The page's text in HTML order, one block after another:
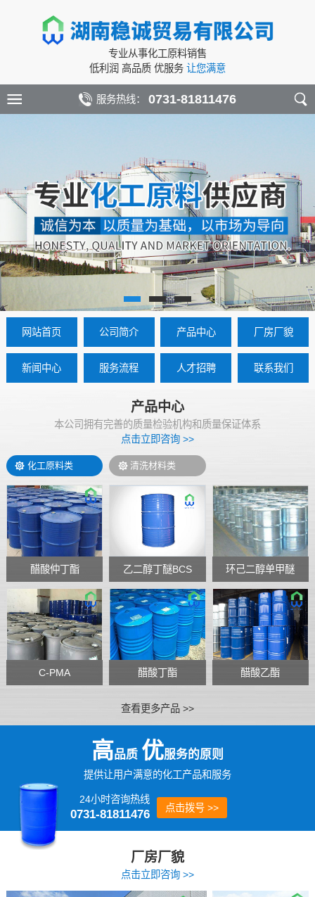
专业从事化工原料销售
低利润 高品质 优服务 让您满意
服务热线： 0731-81811476
网站首页 公司简介 产品中心 厂房厂貌
新闻中心 服务流程 人才招聘 联系我们
产品中心
本公司拥有完善的质量检验机构和质量保证体系
点击立即咨询 >>
化工原料类 清洗材料类
醋酸仲丁酯 乙二醇丁醚BCS 环己二醇单甲醚
C-PMA 醋酸丁酯 醋酸乙酯
查看更多产品 >>
高品质 优服务的原则
提供让用户满意的化工产品和服务
24小时咨询热线
0731-81811476 点击拨号 >>
厂房厂貌
点击立即咨询 >>